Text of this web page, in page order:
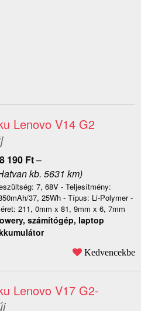
Lenovo V14 G2
190 Ft–
kb. 5631 km)
7, 68V - Teljesítmény:
37, 25Wh - Típus: Li-Polymer -
211, 0mm x 81, 9mm x 6, 7mm
számítógép, laptop
Kedvencekbe
Lenovo V17 G2-